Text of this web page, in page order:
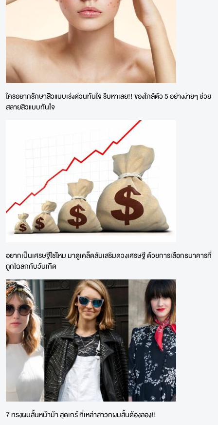
ใครอยากรักษาสิวแบบเร่งด่วนทันใจ รีบหาเลย!! ของใกล้ตัว 5 อย่างง่ายๆ ช่วย
สลายสิวแบบทันใจ
อยากเป็นเศรษฐีใช่ไหม มาดูเคล็ดลับเสริมดวงเศรษฐี ด้วยการเลือกธนาคารที่
ถูกโฉลกกับวันเกิด
7 ทรงผมสั้นหน้าม้า สุดเกร๋ ที่เหล่าสาวกผมสั้นต้องลอง!!